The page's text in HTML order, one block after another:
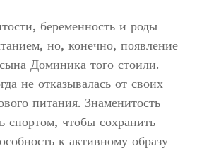
беременность и роды
но, конечно, появление
Доминика того стоили.
не отказывалась от своих
питания. Знаменитость
спортом, чтобы сохранить
к активному образу